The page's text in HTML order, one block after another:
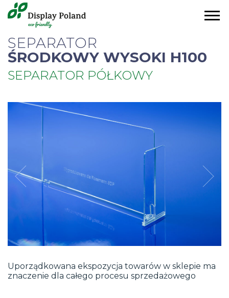
SEPARATOR
ŚRODKOWY WYSOKI H100
SEPARATOR PÓŁKOWY
Uporządkowana ekspozycja towarów w sklepie ma
znaczenie dla całego procesu sprzedażowego